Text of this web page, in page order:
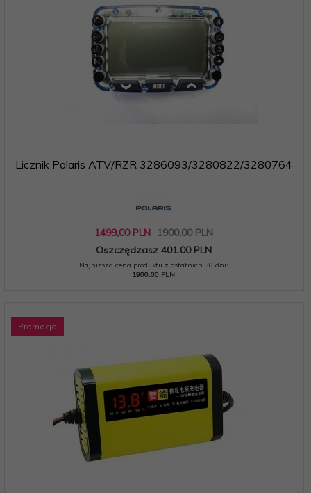
Licznik Polaris ATV/RZR 3286093/3280822/3280764
1499,00 PLN 1900,00 PLN
Oszczędzasz 401.00 PLN
Najniższa cena produktu z ostatnich 30 dni:
1900.00 PLN
Promocja